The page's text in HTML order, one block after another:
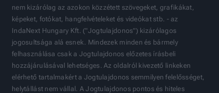
nem kizárólag az azokon közzétett szövegeket, grafikákat,
képeket, fotókat, hangfelvételeket és videókat stb. - az
IndaNext Hungary Kft. ("Jogtulajdonos") kizárólagos
jogosultsága alá esnek. Mindezek minden és bármely
felhasználása csak a Jogtulajdonos előzetes írásbeli
hozzájárulásával lehetséges. Az oldalról kivezető linkeken
elérhető tartalmakért a Jogtulajdonos semmilyen felelősséget,
helytállást nem vállal. A Jogtulajdonos pontos és hiteles